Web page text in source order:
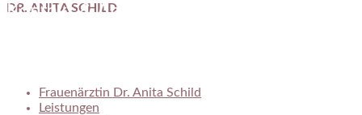
DR. ANITA SCHILD
Frauenärztin Dr. Anita Schild
Leistungen
Kontakt & Anfahrt